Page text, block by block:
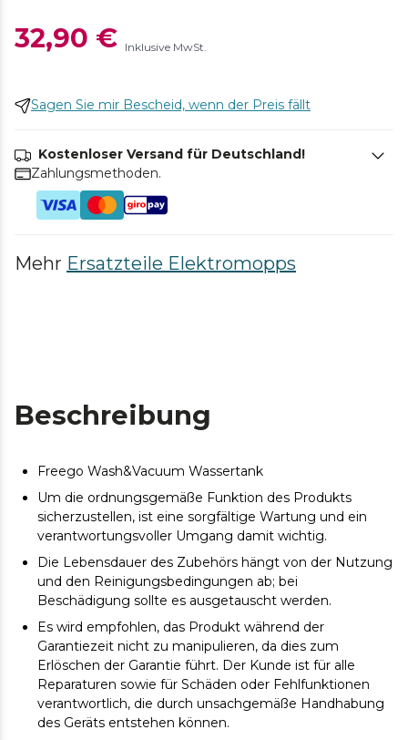
32,90 € Inklusive MwSt.
Sagen Sie mir Bescheid, wenn der Preis fällt
Kostenloser Versand für Deutschland!
Zahlungsmethoden.
Mehr Ersatzteile Elektromopps
Beschreibung
Freego Wash&Vacuum Wassertank
Um die ordnungsgemäße Funktion des Produkts
sicherzustellen, ist eine sorgfältige Wartung und ein
verantwortungsvoller Umgang damit wichtig.
Die Lebensdauer des Zubehörs hängt von der Nutzung
und den Reinigungsbedingungen ab; bei
Beschädigung sollte es ausgetauscht werden.
Es wird empfohlen, das Produkt während der
Garantiezeit nicht zu manipulieren, da dies zum
Erlöschen der Garantie führt. Der Kunde ist für alle
Reparaturen sowie für Schäden oder Fehlfunktionen
verantwortlich, die durch unsachgemäße Handhabung
des Geräts entstehen können.